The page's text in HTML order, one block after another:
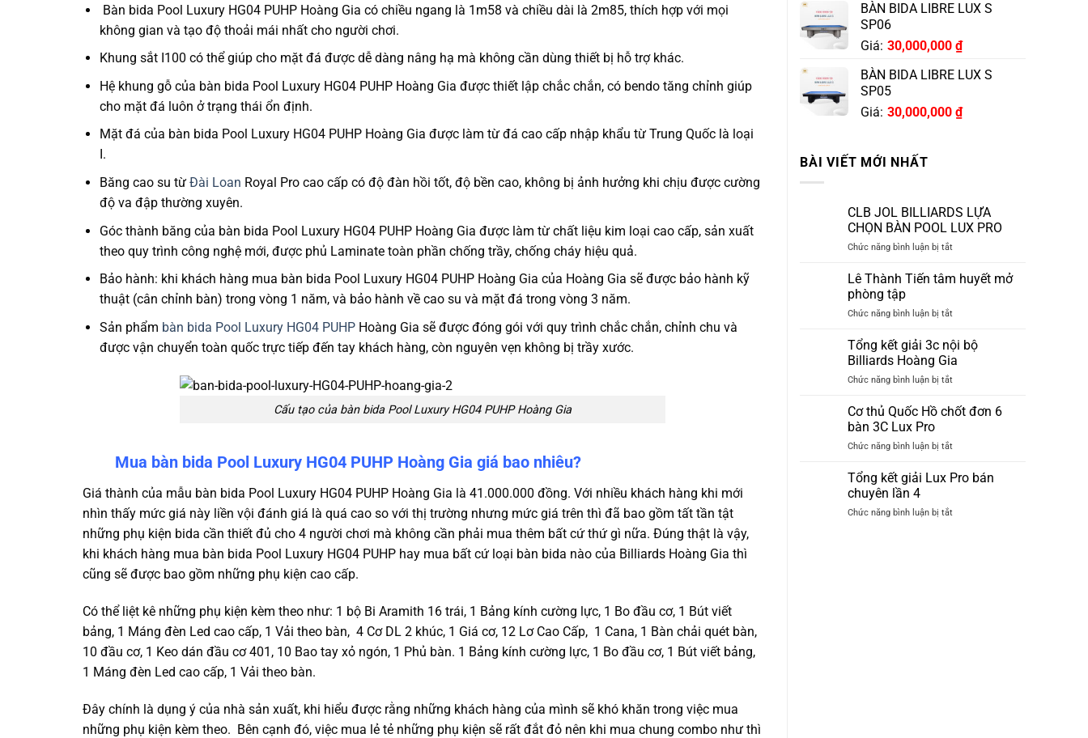
Bàn bida Pool Luxury HG04 PUHP Hoàng Gia có chiều ngang là 1m58 và chiều dài là 2m85, thích hợp với mọi
không gian và tạo độ thoải mái nhất cho người chơi.
Khung sắt I100 có thể giúp cho mặt đá được dễ dàng nâng hạ mà không cần dùng thiết bị hỗ trợ khác.
Hệ khung gỗ của bàn bida Pool Luxury HG04 PUHP Hoàng Gia được thiết lập chắc chắn, có bendo tăng chỉnh giúp
cho mặt đá luôn ở trạng thái ổn định.
Mặt đá của bàn bida Pool Luxury HG04 PUHP Hoàng Gia được làm từ đá cao cấp nhập khẩu từ Trung Quốc là loại
I.
Băng cao su từ Đài Loan Royal Pro cao cấp có độ đàn hồi tốt, độ bền cao, không bị ảnh hưởng khi chịu được cường
độ va đập thường xuyên.
Góc thành băng của bàn bida Pool Luxury HG04 PUHP Hoàng Gia được làm từ chất liệu kim loại cao cấp, sản xuất
theo quy trình công nghệ mới, được phủ Laminate toàn phần chống trầy, chống cháy hiệu quả.
Bảo hành: khi khách hàng mua bàn bida Pool Luxury HG04 PUHP Hoàng Gia của Hoàng Gia sẽ được bảo hành kỹ
thuật (cân chỉnh bàn) trong vòng 1 năm, và bảo hành về cao su và mặt đá trong vòng 3 năm.
Sản phẩm bàn bida Pool Luxury HG04 PUHPHoàng Gia sẽ được đóng gói với quy trình chắc chắn, chỉnh chu và
được vận chuyển toàn quốc trực tiếp đến tay khách hàng, còn nguyên vẹn không bị trầy xước.
Cấu tạo của bàn bida Pool Luxury HG04 PUHP Hoàng Gia
Mua bàn bida Pool Luxury HG04 PUHP Hoàng Gia giá bao nhiêu?
Giá thành của mẫu bàn bida Pool Luxury HG04 PUHP Hoàng Gia là 41.000.000 đồng. Với nhiều khách hàng khi mới
nhìn thấy mức giá này liền vội đánh giá là quá cao so với thị trường nhưng mức giá trên thì đã bao gồm tất tần tật
những phụ kiện bida cần thiết đủ cho 4 người chơi mà không cần phải mua thêm bất cứ thứ gì nữa. Đúng thật là vậy,
khi khách hàng mua bàn bida Pool Luxury HG04 PUHP hay mua bất cứ loại bàn bida nào của Billiards Hoàng Gia thì
cũng sẽ được bao gồm những phụ kiện cao cấp.
Có thể liệt kê những phụ kiện kèm theo như: 1 bộ Bi Aramith 16 trái, 1 Bảng kính cường lực, 1 Bo đầu cơ, 1 Bút viết
bảng, 1 Máng đèn Led cao cấp, 1 Vải theo bàn, 4 Cơ DL 2 khúc, 1 Giá cơ, 12 Lơ Cao Cấp, 1 Cana, 1 Bàn chải quét bàn,
10 đầu cơ, 1 Keo dán đầu cơ 401, 10 Bao tay xỏ ngón, 1 Phủ bàn. 1 Bảng kính cường lực, 1 Bo đầu cơ, 1 Bút viết bảng,
1 Máng đèn Led cao cấp, 1 Vải theo bàn.
Đây chính là dụng ý của nhà sản xuất, khi hiểu được rằng những khách hàng của mình sẽ khó khăn trong việc mua
những phụ kiện kèm theo. Bên cạnh đó, việc mua lẻ tẻ những phụ kiện sẽ rất đắt đỏ nên khi mua chung combo như thì
BÀN BIDA LIBRE LUX S
SP06
Giá: 30,000,000 ₫
BÀN BIDA LIBRE LUX S
SP05
Giá: 30,000,000 ₫
BÀI VIẾT MỚI NHẤT
CLB JOL BILLIARDS LỰA
CHỌN BÀN POOL LUX PRO
Chức năng bình luận bị tắtở
JOL
BILLIARDS
CHỌN
POOL
LUX
Lê Thành Tiến tâm huyết mở
phòng tập
Chức năng bình luận bị tắtở
Thành
Tiến
tâm
huyết
phòng
Tổng kết giải 3c nội bộ
Billiards Hoàng Gia
Chức năng bình luận bị tắtở
kết
nội
Billiards
Cơ thủ Quốc Hồ chốt đơn 6
bàn 3C Lux Pro
Chức năng bình luận bị tắtở
thủ
chốt
Tổng kết giải Lux Pro bán
chuyên lần 4
Chức năng bình luận bị tắtở